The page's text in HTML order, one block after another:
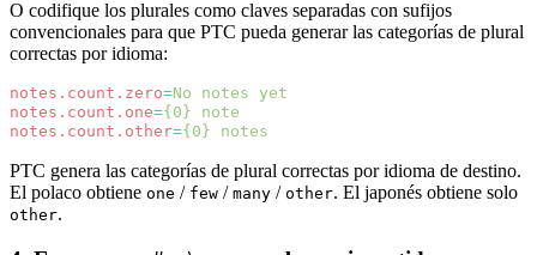
O codifique los plurales como claves separadas con sufijos
convencionales para que PTC pueda generar las categorías de plural
correctas por idioma:
notes.count.zero=No notes yet
notes.count.one={0} note
notes.count.other={0} notes
PTC genera las categorías de plural correctas por idioma de destino.
El polaco obtiene one / few / many / other. El japonés obtiene solo
other.